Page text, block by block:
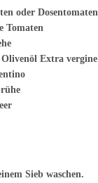
oder Dosentomaten
Tomaten
Extra vergine
Sieb waschen.